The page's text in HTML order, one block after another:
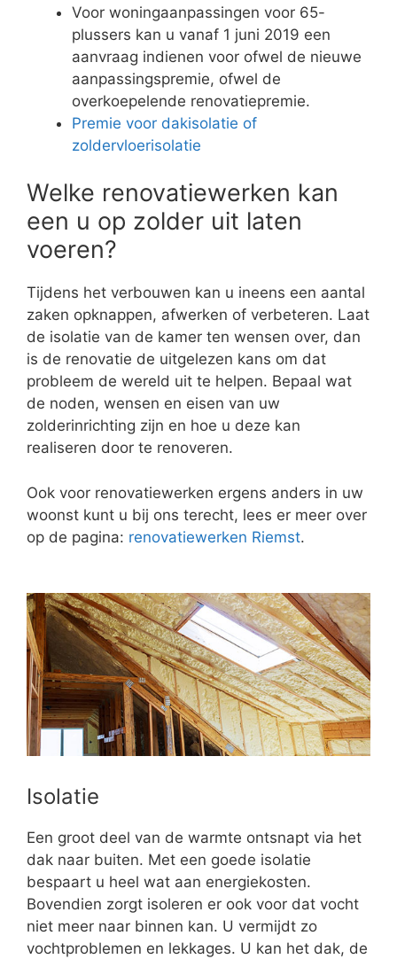
Voor woningaanpassingen voor 65-
plussers kan u vanaf 1 juni 2019 een
aanvraag indienen voor ofwel de nieuwe
aanpassingspremie, ofwel de
overkoepelende renovatiepremie.
Premie voor dakisolatie of
zoldervloerisolatie
Welke renovatiewerken kan
een u op zolder uit laten
voeren?
Tijdens het verbouwen kan u ineens een aantal
zaken opknappen, afwerken of verbeteren. Laat
de isolatie van de kamer ten wensen over, dan
is de renovatie de uitgelezen kans om dat
probleem de wereld uit te helpen. Bepaal wat
de noden, wensen en eisen van uw
zolderinrichting zijn en hoe u deze kan
realiseren door te renoveren.
Ook voor renovatiewerken ergens anders in uw
woonst kunt u bij ons terecht, lees er meer over
op de pagina: renovatiewerken Riemst.
Isolatie
Een groot deel van de warmte ontsnapt via het
dak naar buiten. Met een goede isolatie
bespaart u heel wat aan energiekosten.
Bovendien zorgt isoleren er ook voor dat vocht
niet meer naar binnen kan. U vermijdt zo
vochtproblemen en lekkages. U kan het dak, de